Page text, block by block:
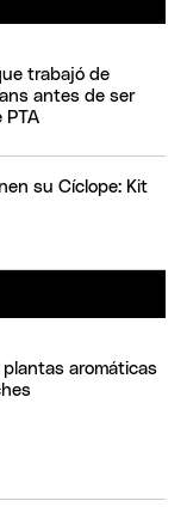
trabajó de
antes de ser
PTA
su Cíclope: Kit
aromáticas